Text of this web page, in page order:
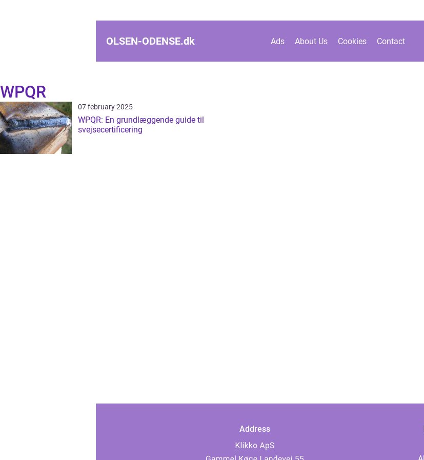
OLSEN-ODENSE.dk Ads About Us Cookies Contact
WPQR
07 february 2025
WPQR: En grundlæggende guide til
svejsecertificering
Address